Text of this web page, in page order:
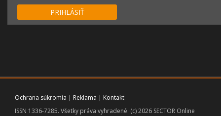
PRIHLÁSIŤ
Ochrana súkromia | Reklama | Kontakt
ISSN 1336-7285. Všetky práva vyhradené. (c) 2026 SECTOR Online